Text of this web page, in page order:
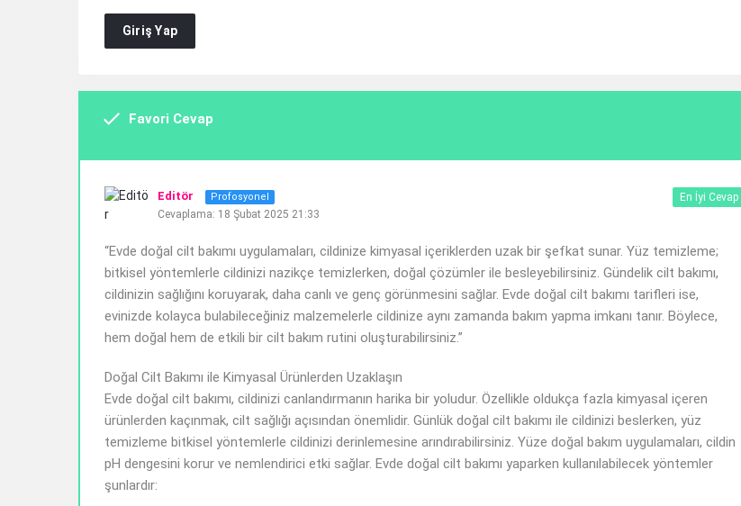
Giriş Yap
Favori Cevap
En İyi Cevap
Editör Profosyonel
Cevaplama: 18 Şubat 2025 21:33
“Evde doğal cilt bakımı uygulamaları, cildinize kimyasal içeriklerden uzak bir şefkat sunar. Yüz temizleme;
bitkisel yöntemlerle cildinizi nazikçe temizlerken, doğal çözümler ile besleyebilirsiniz. Gündelik cilt bakımı,
cildinizin sağlığını koruyarak, daha canlı ve genç görünmesini sağlar. Evde doğal cilt bakımı tarifleri ise,
evinizde kolayca bulabileceğiniz malzemelerle cildinize aynı zamanda bakım yapma imkanı tanır. Böylece,
hem doğal hem de etkili bir cilt bakım rutini oluşturabilirsiniz.”
Doğal Cilt Bakımı ile Kimyasal Ürünlerden Uzaklaşın
Evde doğal cilt bakımı, cildinizi canlandırmanın harika bir yoludur. Özellikle oldukça fazla kimyasal içeren
ürünlerden kaçınmak, cilt sağlığı açısından önemlidir. Günlük doğal cilt bakımı ile cildinizi beslerken, yüz
temizleme bitkisel yöntemlerle cildinizi derinlemesine arındırabilirsiniz. Yüze doğal bakım uygulamaları, cildin
pH dengesini korur ve nemlendirici etki sağlar. Evde doğal cilt bakımı yaparken kullanılabilecek yöntemler
şunlardır: